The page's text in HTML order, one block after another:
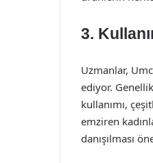
3.
Uzmanlar,
ediyor.
kullanımı,
emziren
danışılması